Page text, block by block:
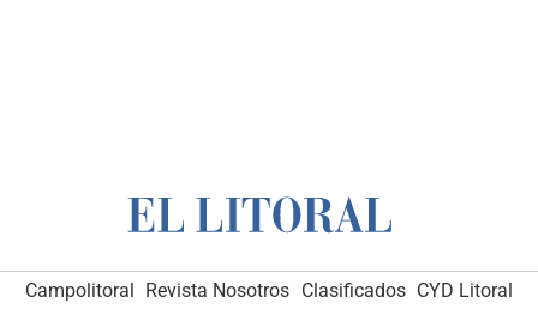
Campolitoral Revista Nosotros Clasificados CYD Litoral